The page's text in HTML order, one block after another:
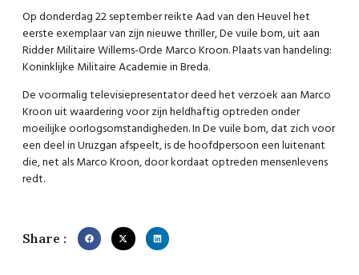
Op donderdag 22 september reikte Aad van den Heuvel het
eerste exemplaar van zijn nieuwe thriller, De vuile bom, uit aan
Ridder Militaire Willems-Orde Marco Kroon. Plaats van handeling:
Koninklijke Militaire Academie in Breda.
De voormalig televisiepresentator deed het verzoek aan Marco
Kroon uit waardering voor zijn heldhaftig optreden onder
moeilijke oorlogsomstandigheden. In De vuile bom, dat zich voor
een deel in Uruzgan afspeelt, is de hoofdpersoon een luitenant
die, net als Marco Kroon, door kordaat optreden mensenlevens
redt.
Share :